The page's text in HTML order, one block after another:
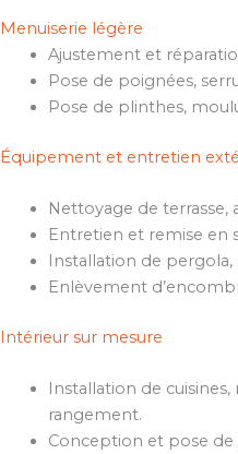
Menuiserie légère
Ajustement et
Pose de poignées,
Pose de plinthes,
Équipement et entretien
Nettoyage de terrasse,
Entretien et remise en
Installation de
Enlèvement
Intérieur sur mesure
Installation de
rangement.
Conception et pose de